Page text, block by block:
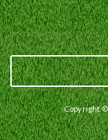
Copyright ©